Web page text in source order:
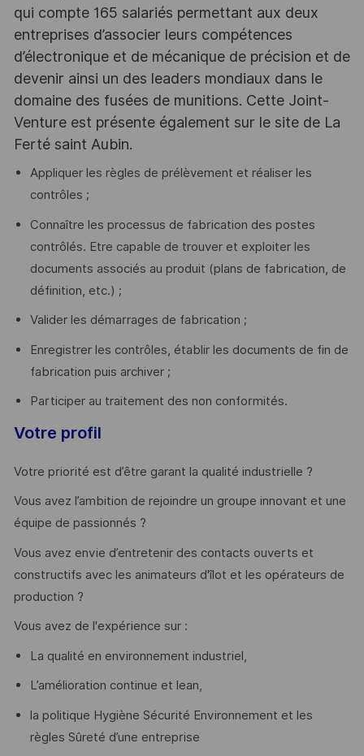
qui compte 165 salariés permettant aux deux
entreprises d’associer leurs compétences
d’électronique et de mécanique de précision et de
devenir ainsi un des leaders mondiaux dans le
domaine des fusées de munitions. Cette Joint-
Venture est présente également sur le site de La
Ferté saint Aubin.
Appliquer les règles de prélèvement et réaliser les
contrôles ;
Connaître les processus de fabrication des postes
contrôlés. Etre capable de trouver et exploiter les
documents associés au produit (plans de fabrication, de
définition, etc.) ;
Valider les démarrages de fabrication ;
Enregistrer les contrôles, établir les documents de fin de
fabrication puis archiver ;
Participer au traitement des non conformités.
Votre profil
Votre priorité est d’être garant la qualité industrielle ?
Vous avez l’ambition de rejoindre un groupe innovant et une
équipe de passionnés ?
Vous avez envie d’entretenir des contacts ouverts et
constructifs avec les animateurs d'îlot et les opérateurs de
production ?
Vous avez de l'expérience sur :
La qualité en environnement industriel,
L’amélioration continue et lean,
la politique Hygiène Sécurité Environnement et les
règles Sûreté d’une entreprise